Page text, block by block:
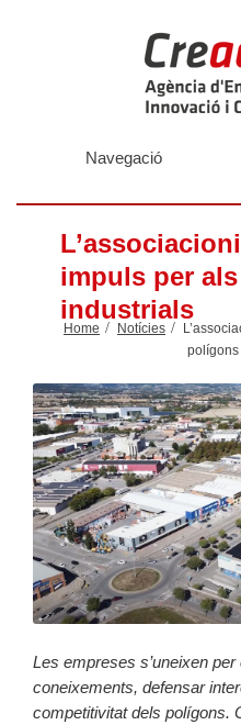
Navegació
impuls per
industrials
Home Notícies
Les empreses s’uneixen
coneixements, defensar
competitivitat dels polígons.